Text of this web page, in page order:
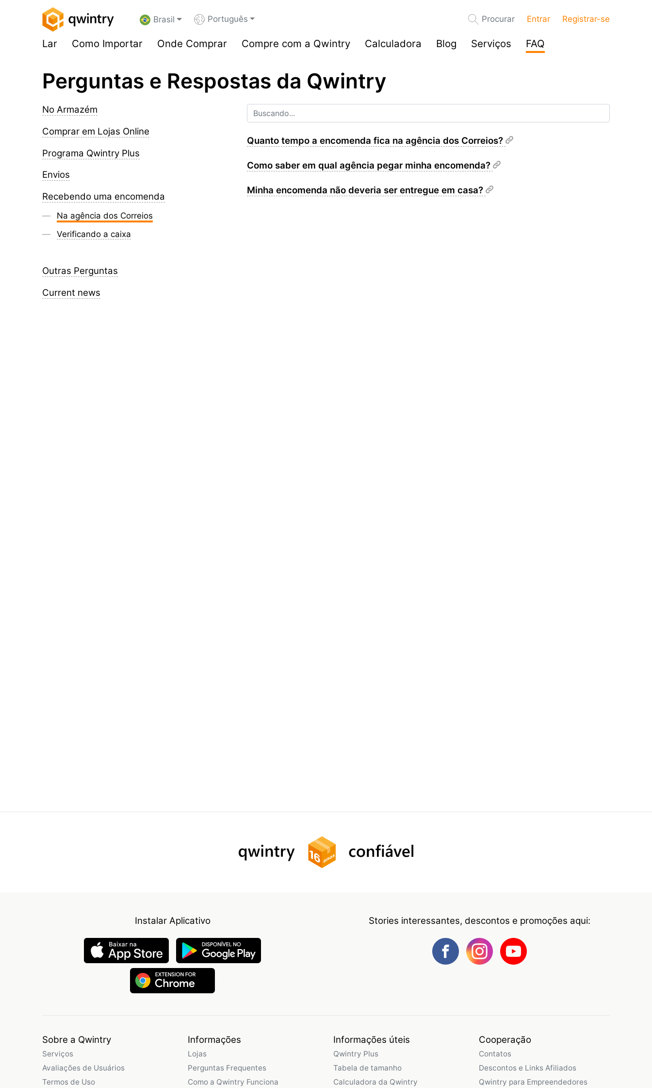
Brasil Português Procurar Entrar Registrar-se
Lar Como Importar Onde Comprar Compre com a Qwintry Calculadora Blog Serviços FAQ
Perguntas e Respostas da Qwintry
No Armazém
Comprar em Lojas Online
Programa Qwintry Plus
Envios
Recebendo uma encomenda
Na agência dos Correios
Verificando a caixa
Outras Perguntas
Current news
Quanto tempo a encomenda fica na agência dos Correios?
Como saber em qual agência pegar minha encomenda?
Minha encomenda não deveria ser entregue em casa?
Instalar Aplicativo Stories interessantes, descontos e promoções aqui:
Sobre a Qwintry
Serviços
Avaliações de Usuários
Termos de Uso
Informações
Lojas
Perguntas Frequentes
Como a Qwintry Funciona
Informações úteis
Qwintry Plus
Tabela de tamanho
Calculadora da Qwintry
Cooperação
Contatos
Descontos e Links Afiliados
Qwintry para Empreendedores